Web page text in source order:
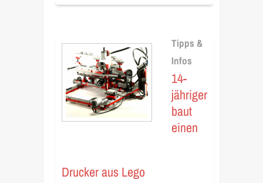
Tipps &
Infos
14-
jähriger
baut
einen
Drucker aus Lego